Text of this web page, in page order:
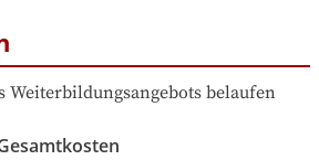
Weiterbildungsangebots belaufen